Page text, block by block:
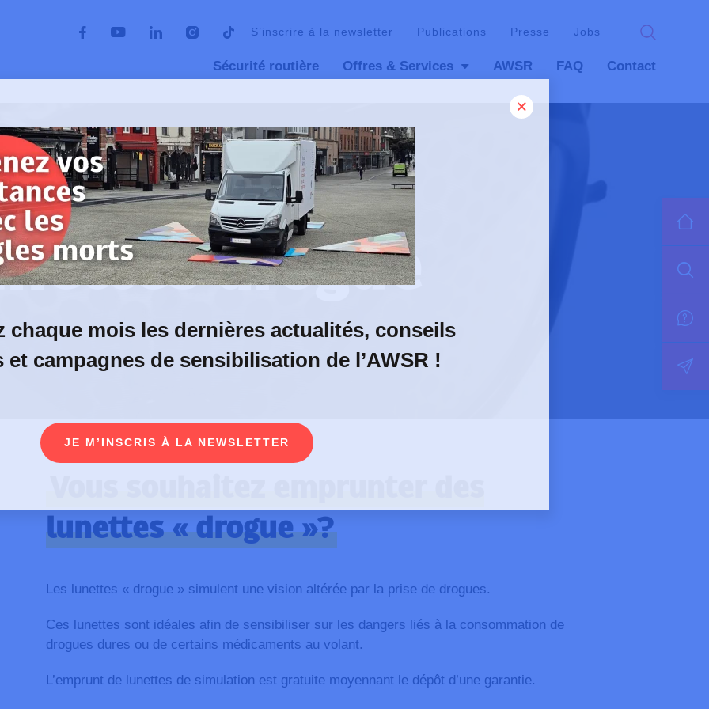
S’inscrire à la newsletter Publications Presse Jobs
Sécurité routière Offres & Services AWSR FAQ Contact
de simulation Lunettes drogue
Matériel de sensibilisation
drogue
lunettes « drogue »?
Les lunettes « drogue » simulent une vision altérée par la prise de drogues.
Ces lunettes sont idéales afin de sensibiliser sur les dangers liés à la consommation de
drogues dures ou de certains médicaments au volant.
L’emprunt de lunettes de simulation est gratuite moyennant le dépôt d’une garantie.
chaque mois les dernières actualités, conseils
et campagnes de sensibilisation de l’AWSR !
JE M’INSCRIS À LA NEWSLETTER